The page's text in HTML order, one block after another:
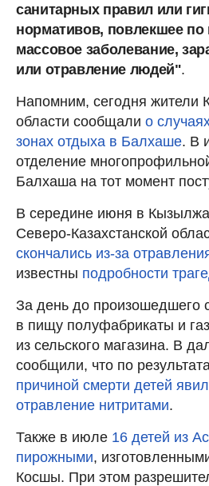
санитарных правил или
нормативов, повлекшее по
массовое заболевание,
или отравление людей".
Напомним, сегодня жители
области сообщали о
зонах отдыха в Балхаше. В
отделение
Балхаша на тот момент
В середине июня в
Северо-Казахстанской
скончались из-за
известны подробности
За день до произошедшего
в пищу полуфабрикаты и
из сельского магазина. В
сообщили, что по
причиной смерти детей
отравление нитритами.
Также в июле 16 детей из
пирожными,
Косшы. При этом